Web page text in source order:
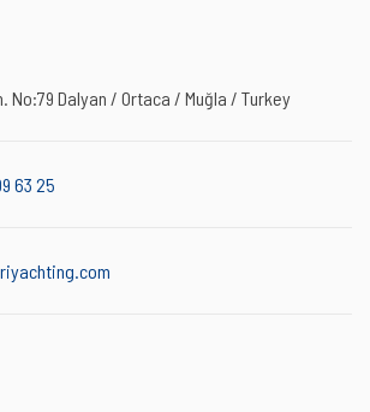
No:79 Dalyan / Ortaca / Muğla / Turkey
63 25